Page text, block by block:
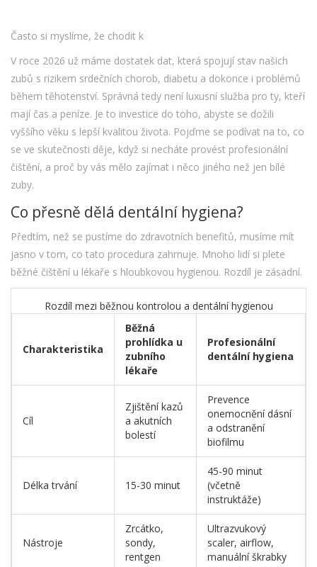
Často si myslíme, že chodit k
V roce 2026 už máme dostatek dat, která spojují stav našich
zubů s rizikem srdečních chorob, diabetu a dokonce i problémů
během těhotenství. Správná tedy není luxusní služba pro ty, kteří
mají čas a peníze. Je to investice do toho, abyste se dožili
vyššího věku s lepší kvalitou života. Pojďme se podívat na to, co
se ve skutečnosti děje, když si necháte provést profesionální
čištění, a proč by vás mělo zajímat i něco jiného než jen bílé
zuby.
Co přesně dělá dentální hygiena?
Předtím, než se pustíme do zdravotních benefitů, musíme mít
jasno v tom, co tato procedura zahrnuje. Mnoho lidí si plete
běžné čištění u lékaře s hloubkovou hygienou. Rozdíl je zásadní.
Rozdíl mezi běžnou kontrolou a dentální hygienou
Charakteristika
Běžná
prohlídka u
zubního
lékaře
Profesionální
dentální hygiena
Cíl
Zjištění kazů
a akutních
bolestí
Prevence
onemocnění dásní
a odstranění
biofilmu
Délka trvání 15-30 minut
45-90 minut
(včetně
instruktáže)
Nástroje
Zrcátko,
sondy,
rentgen
Ultrazvukový
scaler, airflow,
manuální škrabky